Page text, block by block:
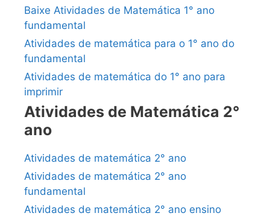
Baixe Atividades de Matemática 1° ano
fundamental
Atividades de matemática para o 1° ano do
fundamental
Atividades de matemática do 1° ano para
imprimir
Atividades de Matemática 2°
ano
Atividades de matemática 2° ano
Atividades de matemática 2° ano
fundamental
Atividades de matemática 2° ano ensino